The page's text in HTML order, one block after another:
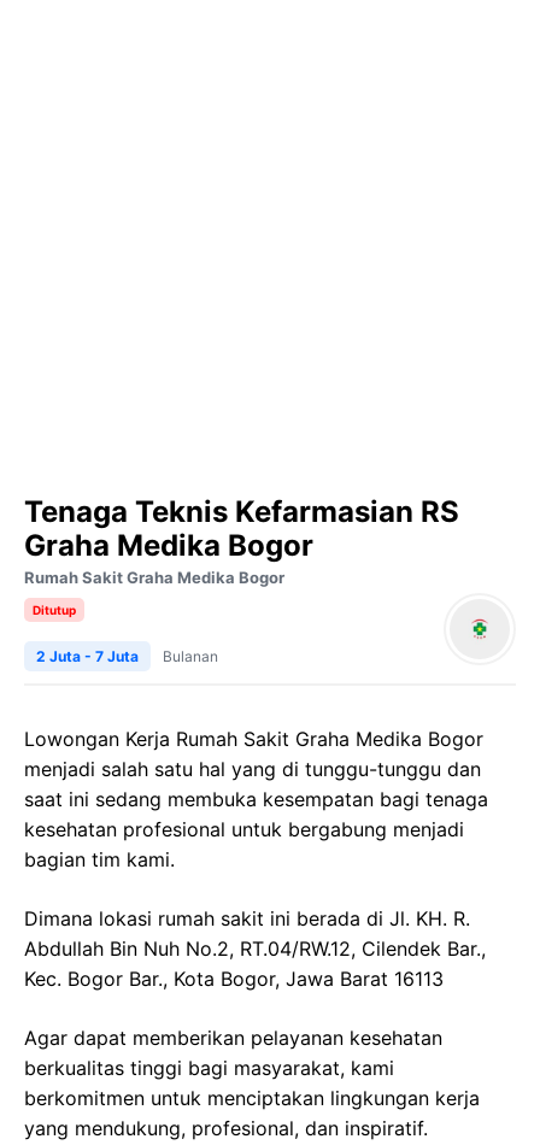
Tenaga Teknis Kefarmasian RS
Graha Medika Bogor
Rumah Sakit Graha Medika Bogor
Ditutup
2 Juta - 7 Juta Bulanan
Lowongan Kerja Rumah Sakit Graha Medika Bogor
menjadi salah satu hal yang di tunggu-tunggu dan
saat ini sedang membuka kesempatan bagi tenaga
kesehatan profesional untuk bergabung menjadi
bagian tim kami.
Dimana lokasi rumah sakit ini berada di Jl. KH. R.
Abdullah Bin Nuh No.2, RT.04/RW.12, Cilendek Bar.,
Kec. Bogor Bar., Kota Bogor, Jawa Barat 16113
Agar dapat memberikan pelayanan kesehatan
berkualitas tinggi bagi masyarakat, kami
berkomitmen untuk menciptakan lingkungan kerja
yang mendukung, profesional, dan inspiratif.